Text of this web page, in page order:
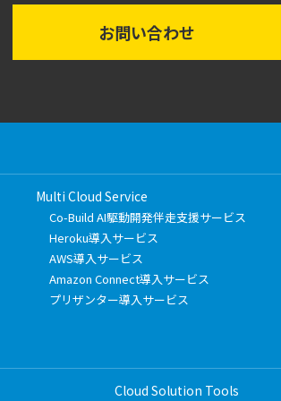
お問い合わせ
Multi Cloud Service
Co-Build AI駆動開発伴走支援サービス
Heroku導入サービス
AWS導入サービス
Amazon Connect導入サービス
プリザンター導入サービス
Cloud Solution Tools